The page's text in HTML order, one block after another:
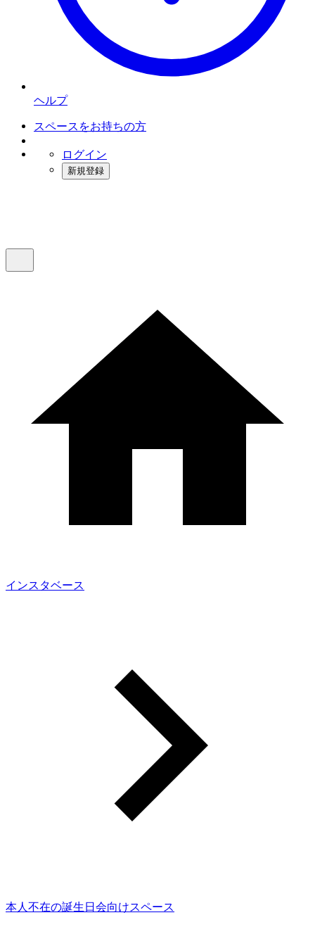
ヘルプ
スペースをお持ちの方
ログイン
新規登録
インスタベース
本人不在の誕生日会向けスペース